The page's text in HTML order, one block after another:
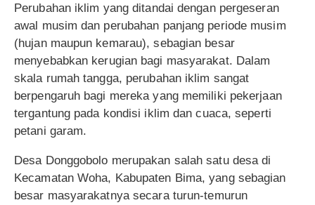
Perubahan iklim yang ditandai dengan pergeseran
awal musim dan perubahan panjang periode musim
(hujan maupun kemarau), sebagian besar
menyebabkan kerugian bagi masyarakat. Dalam
skala rumah tangga, perubahan iklim sangat
berpengaruh bagi mereka yang memiliki pekerjaan
tergantung pada kondisi iklim dan cuaca, seperti
petani garam.
Desa Donggobolo merupakan salah satu desa di
Kecamatan Woha, Kabupaten Bima, yang sebagian
besar masyarakatnya secara turun-temurun